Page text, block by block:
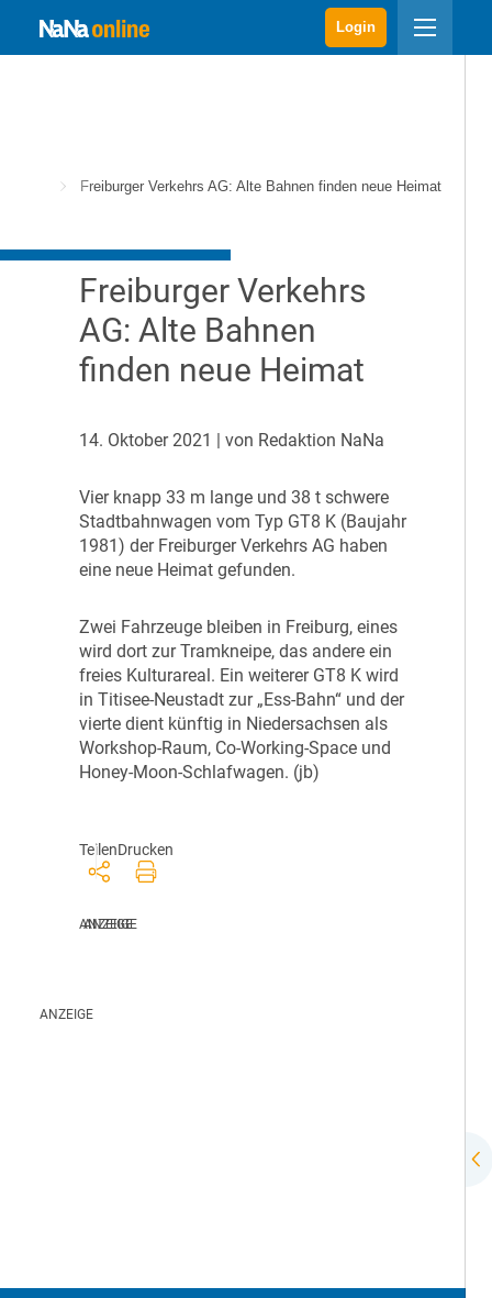
Login
Freiburger Verkehrs AG: Alte Bahnen finden neue Heimat
Freiburger Verkehrs
AG: Alte Bahnen
finden neue Heimat
14. Oktober 2021 | von Redaktion NaNa
Vier knapp 33 m lange und 38 t schwere
Stadtbahnwagen vom Typ GT8 K (Baujahr
1981) der Freiburger Verkehrs AG haben
eine neue Heimat gefunden.
Zwei Fahrzeuge bleiben in Freiburg, eines
wird dort zur Tramkneipe, das andere ein
freies Kulturareal. Ein weiterer GT8 K wird
in Titisee-Neustadt zur „Ess-Bahn“ und der
vierte dient künftig in Niedersachsen als
Workshop-Raum, Co-Working-Space und
Honey-Moon-Schlafwagen. (jb)
TeilenDrucken